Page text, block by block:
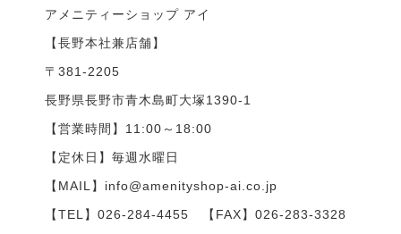
アメニティーショップ アイ
【長野本社兼店舗】
〒381-2205
長野県長野市青木島町大塚1390-1
【営業時間】11:00～18:00
【定休日】毎週水曜日
【MAIL】info@amenityshop-ai.co.jp
【TEL】 026-284-4455 【FAX】026-283-3328